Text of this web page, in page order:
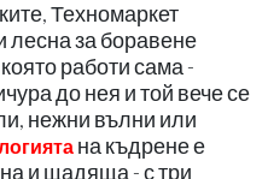
Техномаркет
лесна за боравене
работи сама -
до нея и той вече се
нежни вълни или
на къдрене е
и щадяща - с три